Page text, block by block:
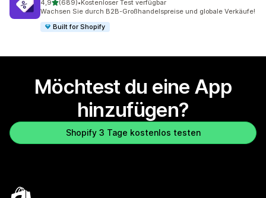
4,9von 5 Sternen
(689)
689 Rezensionen insgesamt
•Kostenloser Test verfügbar
Wachsen Sie durch B2B-Großhandelspreise und globale Verkäufe!
Built for Shopify
Möchtest du eine App
hinzufügen?
Shopify 3 Tage kostenlos testen